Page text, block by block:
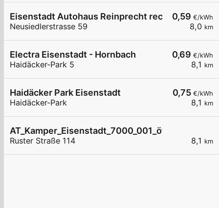
0,59 €/kWh
8,0 km
Eisenstadt Autohaus Reinprecht rechts
Neusiedlerstrasse 59
0,69 €/kWh
8,1 km
Electra Eisenstadt - Hornbach
Haidäcker-Park 5
0,75 €/kWh
8,1 km
Haidäcker Park Eisenstadt
Haidäcker-Park
8,1 km
AT_Kamper_Eisenstadt_7000_001_öffentlich
Ruster Straße 114